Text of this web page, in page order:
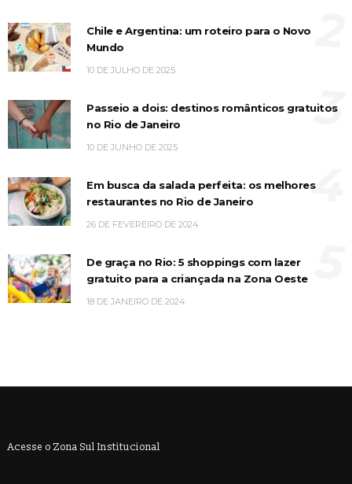
Chile e Argentina: um roteiro para o Novo
Mundo
10 DE JULHO DE 2025
Passeio a dois: destinos românticos gratuitos
no Rio de Janeiro
10 DE JUNHO DE 2025
3
Em busca da salada perfeita: os melhores
restaurantes no Rio de Janeiro
26 DE FEVEREIRO DE 2024
4
De graça no Rio: 5 shoppings com lazer
gratuito para a criançada na Zona Oeste
18 DE JANEIRO DE 2024
Acesse o Zona Sul Institucional